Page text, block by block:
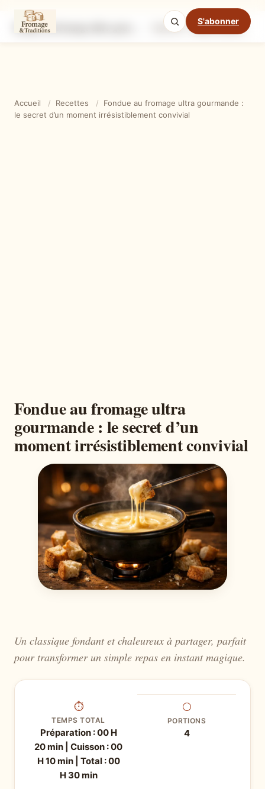
S'abonner
Ingrédients Étapes
Mode cuisine
Accueil / Recettes /
Fondue au fromage ultra gourmande :
le secret d’un moment irrésistiblement convivial
Fondue au fromage ultra
gourmande : le secret d’un
moment irrésistiblement convivial
Un classique fondant et chaleureux à partager, parfait
pour transformer un simple repas en instant magique.
⏱
TEMPS TOTAL
Préparation : 00 H
20 min | Cuisson : 00
H 10 min | Total : 00
H 30 min
⚪
PORTIONS
4